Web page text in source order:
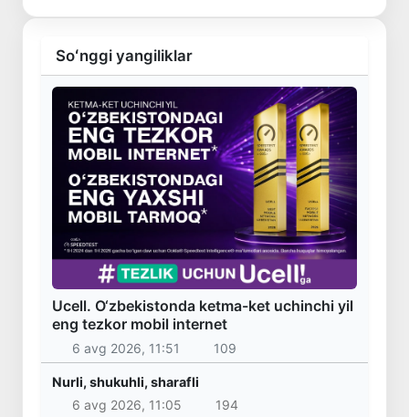
Soʻnggi yangiliklar
Ucell. O‘zbekistonda ketma-ket uchinchi yil
eng tezkor mobil internet
6 avg 2026, 11:51 109
Nurli, shukuhli, sharafli
6 avg 2026, 11:05
194